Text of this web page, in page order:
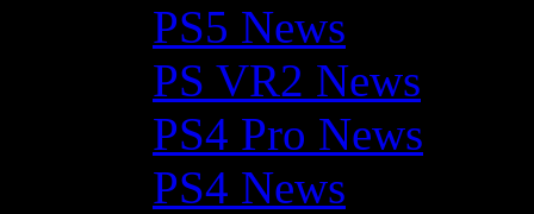
PS5 News
PS VR2 News
PS4 Pro News
PS4 News